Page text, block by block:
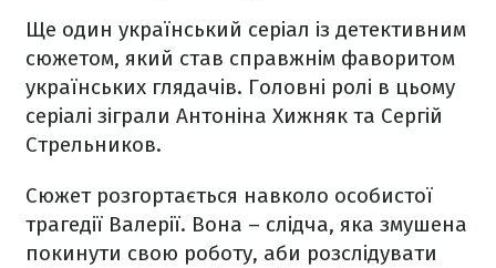
Ще один український серіал із детективним
сюжетом, який став справжнім фаворитом
українських глядачів. Головні ролі в цьому
серіалі зіграли Антоніна Хижняк та Сергій
Стрельников.
Сюжет розгортається навколо особистої
трагедії Валерії. Вона – слідча, яка змушена
покинути свою роботу, аби розслідувати